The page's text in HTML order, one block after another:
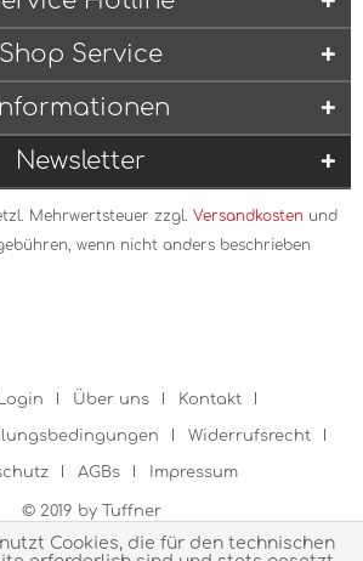
Shop Service
Newsletter
Mehrwertsteuer zzgl. Versandkosten und
wenn nicht anders beschrieben
Über uns Kontakt
Widerrufsrecht
AGBs Impressum
© 2019 by Tuffner
Cookies, die für den technischen